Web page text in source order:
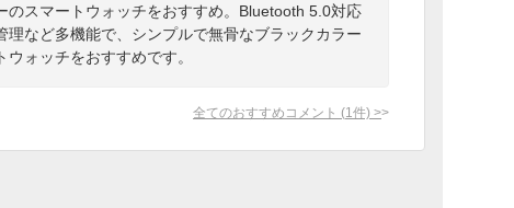
のスマートウォッチをおすすめ。Bluetooth 5.0対応
理など多機能で、シンプルで無骨なブラックカラー
ォッチをおすすめです。
全てのおすすめコメント (1 件) >